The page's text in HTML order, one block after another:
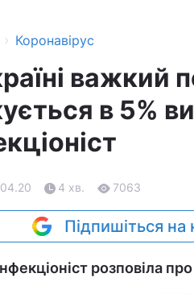
› Коронавірус
важкий
в 5%
4 хв. 7063
Підпишіться на
розповіла